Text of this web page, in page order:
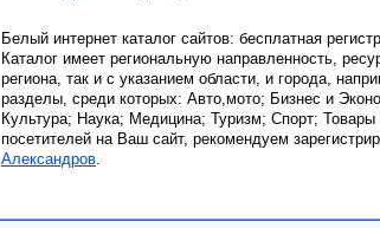
Белый интернет каталог сайтов: бесплатная
Каталог имеет региональную направленность,
региона, так и с указанием области, и города,
разделы, среди которых: Авто,мото; Бизнес и
Культура; Наука; Медицина; Туризм; Спорт;
посетителей на Ваш сайт, рекомендуем
Александров.